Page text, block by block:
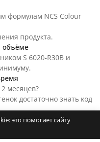
формулам NCS Colour
продукта.
объёме
S 6020-R30B и
месяцев?
достаточно знать код
бюджет и задачи.
это помогает сайту